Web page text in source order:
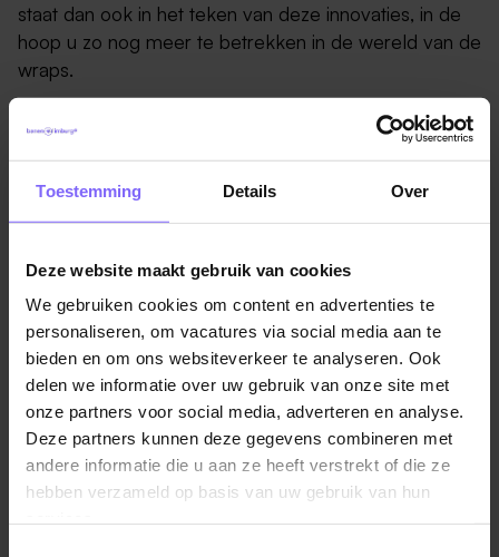
Toestemming Details Over
Deze website maakt gebruik van cookies
We gebruiken cookies om content en advertenties te
personaliseren, om vacatures via social media aan te
bieden en om ons websiteverkeer te analyseren. Ook
delen we informatie over uw gebruik van onze site met
onze partners voor social media, adverteren en analyse.
Deze partners kunnen deze gegevens combineren met
andere informatie die u aan ze heeft verstrekt of die ze
hebben verzameld op basis van uw gebruik van hun
staat dan ook in het teken van deze innovaties, in de
hoop u zo nog meer te betrekken in de wereld van de
wraps.
Dit bedrijf heeft op het momentgeen vacatures.
Bekijk hier alle vacatures